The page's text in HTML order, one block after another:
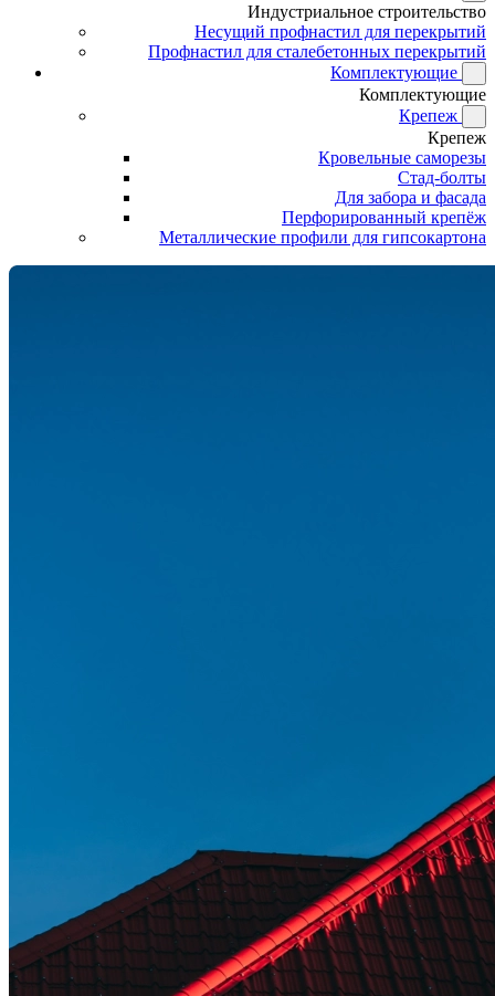
Индустриальное строительство
Несущий профнастил для перекрытий
Профнастил для сталебетонных перекрытий
Комплектующие
Комплектующие
Крепеж
Крепеж
Кровельные саморезы
Стад-болты
Для забора и фасада
Перфорированный крепёж
Металлические профили для гипсокартона